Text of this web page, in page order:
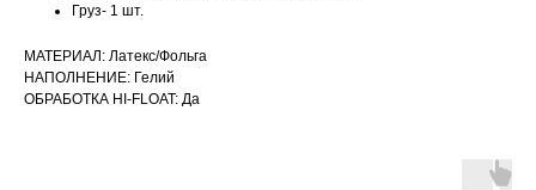
Груз- 1 шт.
МАТЕРИАЛ: Латекс/Фольга
НАПОЛНЕНИЕ: Гелий
ОБРАБОТКА HI-FLOAT: Да